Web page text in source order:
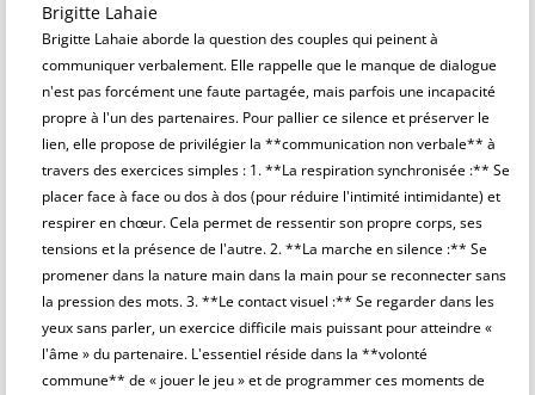
Brigitte Lahaie
Brigitte Lahaie aborde la question des couples qui peinent à
communiquer verbalement. Elle rappelle que le manque de dialogue
n'est pas forcément une faute partagée, mais parfois une incapacité
propre à l'un des partenaires. Pour pallier ce silence et préserver le
lien, elle propose de privilégier la **communication non verbale** à
travers des exercices simples : 1. **La respiration synchronisée :** Se
placer face à face ou dos à dos (pour réduire l'intimité intimidante) et
respirer en chœur. Cela permet de ressentir son propre corps, ses
tensions et la présence de l'autre. 2. **La marche en silence :** Se
promener dans la nature main dans la main pour se reconnecter sans
la pression des mots. 3. **Le contact visuel :** Se regarder dans les
yeux sans parler, un exercice difficile mais puissant pour atteindre «
l'âme » du partenaire. L'essentiel réside dans la **volonté
commune** de « jouer le jeu » et de programmer ces moments de